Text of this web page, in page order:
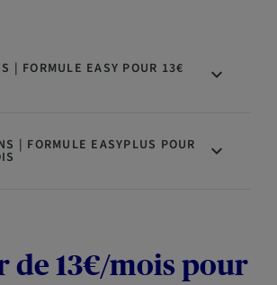
| FORMULE EASY POUR 13€
| FORMULE EASYPLUS POUR
de 13€/mois pour